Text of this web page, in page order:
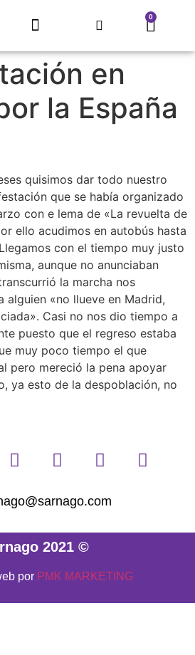
0
en
la España
quisimos dar todo nuestro
que se había organizado
con e lema de «La revuelta de
ello acudimos en autobús hasta
con el tiempo muy justo
aunque no anunciaban
la marcha nos
alguien «no llueve en Madrid,
Casi no nos dio tiempo a
puesto que el regreso estaba
muy poco tiempo el que
pero mereció la pena apoyar
ya esto de la despoblación, no
2021 ©
por PMK MARKETING